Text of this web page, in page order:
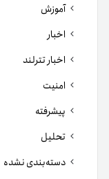
آموزش
اخبار
اخبار تترلند
امنیت
پیشرفته
تحلیل
دسته‌بندی نشده